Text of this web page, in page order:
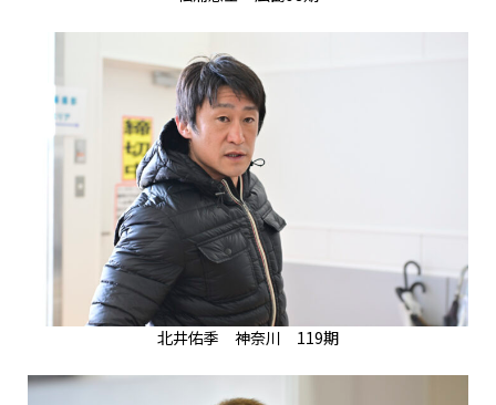
北井佑季 神奈川 119期